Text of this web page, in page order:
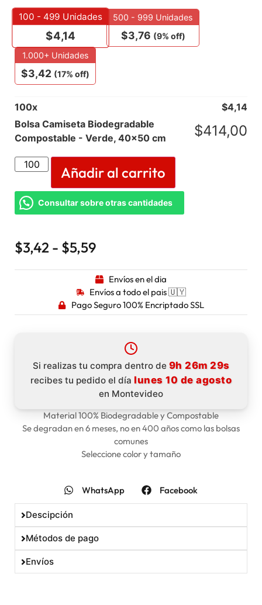
100 - 499 Unidades
$4,14
500 - 999 Unidades
$3,76 (9% off)
1.000+ Unidades
$3,42 (17% off)
100x $4,14
Bolsa Camiseta Biodegradable
Compostable - Verde, 40x50 cm
$414,00
Añadir al carrito
Consultar sobre otras cantidades
$3,42 - $5,59
Envíos en el dia
Envíos a todo el pais 🇺🇾
Pago Seguro 100% Encriptado SSL
Si realizas tu compra dentro de 9h 26m 29s
recibes tu pedido el día lunes 10 de agosto
en Montevideo
Material 100% Biodegradable y Compostable
Se degradan en 6 meses, no en 400 años como las bolsas
comunes
Seleccione color y tamaño
WhatsApp Facebook
Descipción
Métodos de pago
Envíos